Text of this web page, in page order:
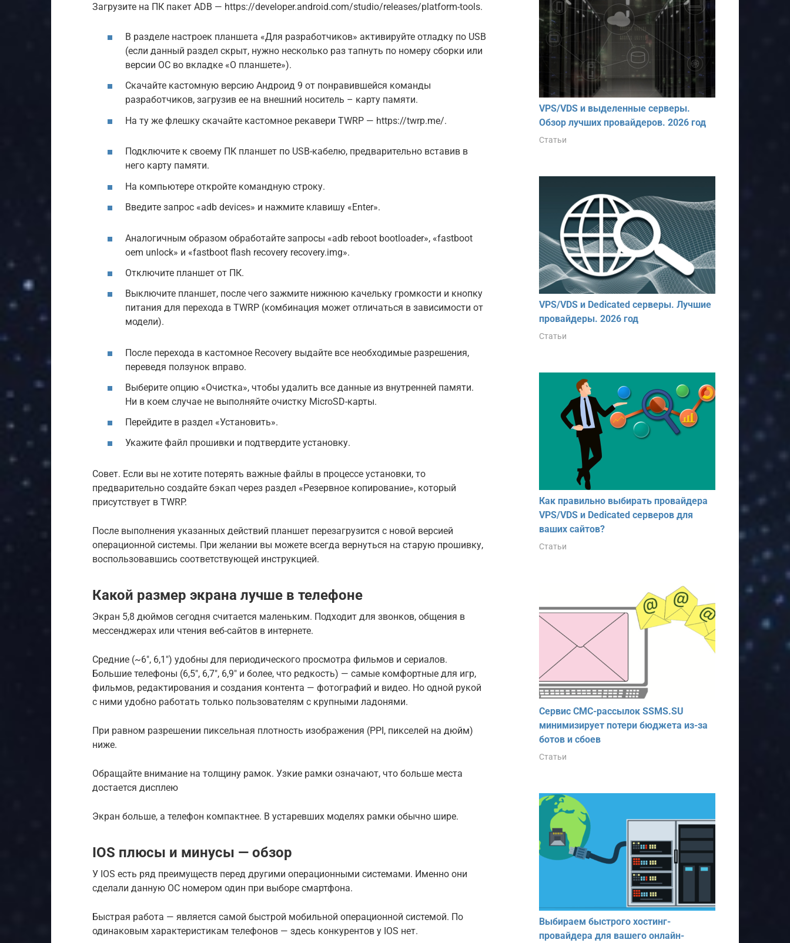
Загрузите на ПК пакет ADB — https://developer.android.com/studio/releases/platform-tools.
В разделе настроек планшета «Для разработчиков» активируйте отладку по USB
(если данный раздел скрыт, нужно несколько раз тапнуть по номеру сборки или
версии ОС во вкладке «О планшете»).
Скачайте кастомную версию Андроид 9 от понравившейся команды
разработчиков, загрузив ее на внешний носитель – карту памяти.
На ту же флешку скачайте кастомное рекавери TWRP — https://twrp.me/.
Подключите к своему ПК планшет по USB-кабелю, предварительно вставив в
него карту памяти.
На компьютере откройте командную строку.
Введите запрос «adb devices» и нажмите клавишу «Enter».
Аналогичным образом обработайте запросы «adb reboot bootloader», «fastboot
oem unlock» и «fastboot flash recovery recovery.img».
Отключите планшет от ПК.
Выключите планшет, после чего зажмите нижнюю качельку громкости и кнопку
питания для перехода в TWRP (комбинация может отличаться в зависимости от
модели).
После перехода в кастомное Recovery выдайте все необходимые разрешения,
переведя ползунок вправо.
Выберите опцию «Очистка», чтобы удалить все данные из внутренней памяти.
Ни в коем случае не выполняйте очистку MicroSD-карты.
Перейдите в раздел «Установить».
Укажите файл прошивки и подтвердите установку.
Совет. Если вы не хотите потерять важные файлы в процессе установки, то
предварительно создайте бэкап через раздел «Резервное копирование», который
присутствует в TWRP.
После выполнения указанных действий планшет перезагрузится с новой версией
операционной системы. При желании вы можете всегда вернуться на старую прошивку,
воспользовавшись соответствующей инструкцией.
Какой размер экрана лучше в телефоне
Экран 5,8 дюймов сегодня считается маленьким. Подходит для звонков, общения в
мессенджерах или чтения веб-сайтов в интернете.
Средние (~6″, 6,1″) удобны для периодического просмотра фильмов и сериалов.
Большие телефоны (6,5″, 6,7″, 6,9″ и более, что редкость) — самые комфортные для игр,
фильмов, редактирования и создания контента — фотографий и видео. Но одной рукой
с ними удобно работать только пользователям с крупными ладонями.
При равном разрешении пиксельная плотность изображения (PPI, пикселей на дюйм)
ниже.
Обращайте внимание на толщину рамок. Узкие рамки означают, что больше места
достается дисплею
Экран больше, а телефон компактнее. В устаревших моделях рамки обычно шире.
IOS плюсы и минусы — обзор
У IOS есть ряд преимуществ перед другими операционными системами. Именно они
сделали данную ОС номером один при выборе смартфона.
Быстрая работа — является самой быстрой мобильной операционной системой. По
одинаковым характеристикам телефонов — здесь конкурентов у IOS нет.
VPS/VDS и выделенные серверы.
Обзор лучших провайдеров. 2026 год
Статьи
VPS/VDS и Dedicated серверы. Лучшие
провайдеры. 2026 год
Статьи
Как правильно выбирать провайдера
VPS/VDS и Dedicated серверов для
ваших сайтов?
Статьи
Сервис СМС-рассылок SSMS.SU
минимизирует потери бюджета из-за
ботов и сбоев
Статьи
Выбираем быстрого хостинг-
провайдера для вашего онлайн-